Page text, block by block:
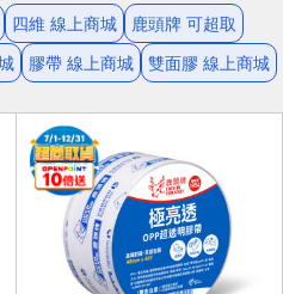
四維 線上商城
鹿頭牌 可超取
膠帶 線上商城 雙面膠 線上商城